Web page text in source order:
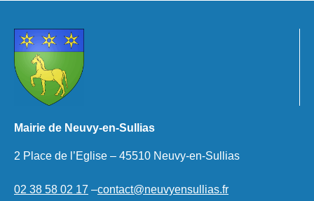
Mairie de Neuvy-en-Sullias
2 Place de l’Eglise – 45510 Neuvy-en-Sullias
02 38 58 02 17 –contact@neuvyensullias.fr